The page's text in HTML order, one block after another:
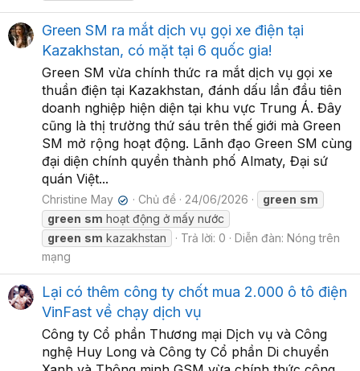
Green SM ra mắt dịch vụ gọi xe điện tại
Kazakhstan, có mặt tại 6 quốc gia!
Green SM vừa chính thức ra mắt dịch vụ gọi xe
thuần điện tại Kazakhstan, đánh dấu lần đầu tiên
doanh nghiệp hiện diện tại khu vực Trung Á. Đây
cũng là thị trường thứ sáu trên thế giới mà Green
SM mở rộng hoạt động. Lãnh đạo Green SM cùng
đại diện chính quyền thành phố Almaty, Đại sứ
quán Việt...
Christine May ✔ Chủ đề 24/06/2026 green sm
green sm hoạt động ở mấy nước
green sm kazakhstan Trả lời: 0 Diễn đàn: Nóng trên
mạng
Lại có thêm công ty chốt mua 2.000 ô tô điện
VinFast về chạy dịch vụ
Công ty Cổ phần Thương mại Dịch vụ và Công
nghệ Huy Long và Công ty Cổ phần Di chuyển